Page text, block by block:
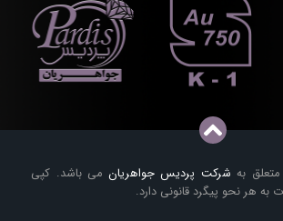
به شرکت پردیس جواهریان می باشد. کپی
هر نحو پیگرد قانونی دارد.